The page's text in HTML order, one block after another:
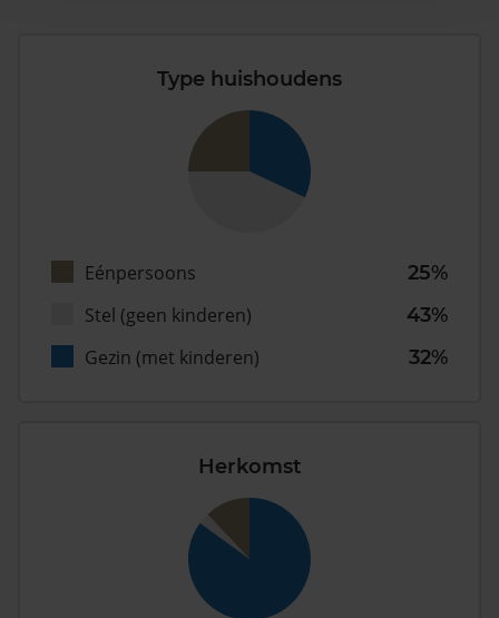
Type huishoudens
Eénpersoons
25%
Stel (geen kinderen)
43%
Gezin (met kinderen)
32%
Herkomst